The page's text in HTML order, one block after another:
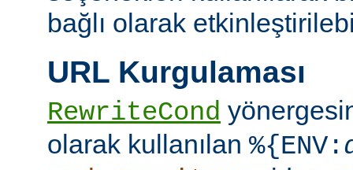
bağlı olarak
URL Kurgulaması
RewriteCond
olarak kullanılan %{ENV: